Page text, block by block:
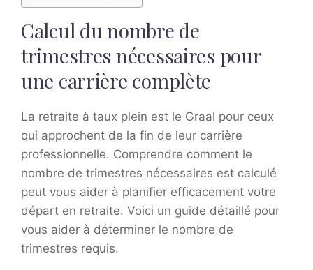
Calcul du nombre de
trimestres nécessaires pour
une carrière complète
La retraite à taux plein est le Graal pour ceux
qui approchent de la fin de leur carrière
professionnelle. Comprendre comment le
nombre de trimestres nécessaires est calculé
peut vous aider à planifier efficacement votre
départ en retraite. Voici un guide détaillé pour
vous aider à déterminer le nombre de
trimestres requis.